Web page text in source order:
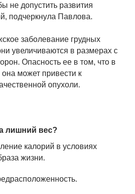
не допустить развития
подчеркнула Павлова.
заболевание грудных
увеличиваются в размерах с
Опасность ее в том, что в
может привести к
опухоли.
лишний вес?
калорий в условиях
жизни.